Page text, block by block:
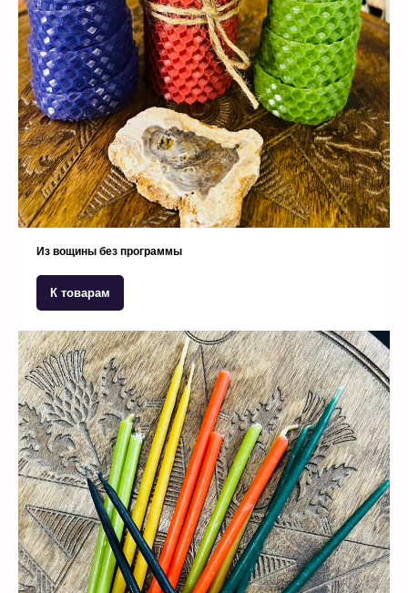
Из вощины без программы
К товарам